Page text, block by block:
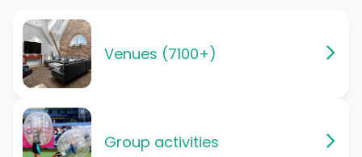
Venues (7100+)
Group activities